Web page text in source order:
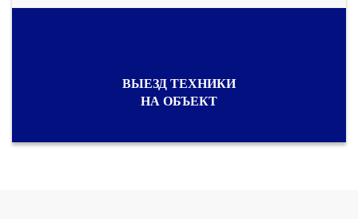
ВЫЕЗД ТЕХНИКИ
НА ОБЪЕКТ